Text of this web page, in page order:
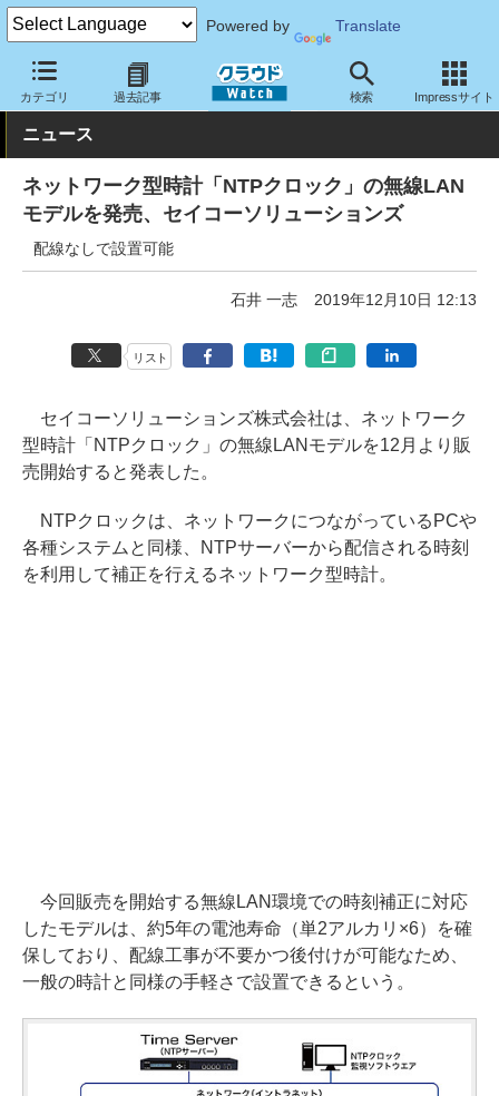
Powered by Translate
カテゴリ 過去記事 検索 Impressサイト
クラウド Watch ネットワーク その他
ニュース
ネットワーク型時計「NTPクロック」の無線LAN
モデルを発売、セイコーソリューションズ
配線なしで設置可能
石井 一志 2019年12月10日 12:13
リスト
セイコーソリューションズ株式会社は、ネットワーク
型時計「NTPクロック」の無線LANモデルを12月より販
売開始すると発表した。
NTPクロックは、ネットワークにつながっているPCや
各種システムと同様、NTPサーバーから配信される時刻
を利用して補正を行えるネットワーク型時計。
今回販売を開始する無線LAN環境での時刻補正に対応
したモデルは、約5年の電池寿命（単2アルカリ×6）を確
保しており、配線工事が不要かつ後付けが可能なため、
一般の時計と同様の手軽さで設置できるという。